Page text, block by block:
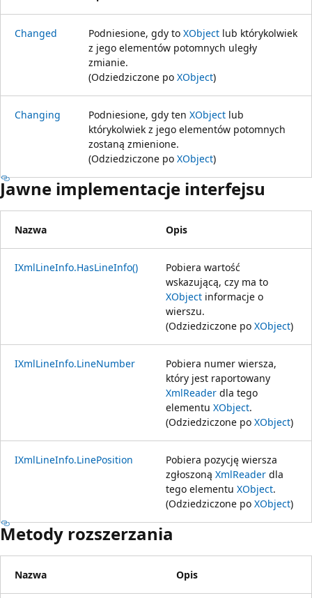
Changed Podniesione, gdy to XObject lub którykolwiek
z jego elementów potomnych uległy
zmianie.
(Odziedziczone po XObject)
Changing Podniesione, gdy ten XObject lub
którykolwiek z jego elementów potomnych
zostaną zmienione.
(Odziedziczone po XObject)
Jawne implementacje interfejsu
Nazwa Opis
IXmlLineInfo.HasLineInfo()
Pobiera wartość
wskazującą, czy ma to
XObject informacje o
wierszu.
(Odziedziczone po XObject)
IXmlLineInfo.LineNumber
Pobiera numer wiersza,
który jest raportowany
XmlReader dla tego
elementu XObject.
(Odziedziczone po XObject)
IXmlLineInfo.LinePosition
Pobiera pozycję wiersza
zgłoszoną XmlReader dla
tego elementu XObject.
(Odziedziczone po XObject)
Metody rozszerzania
Nazwa Opis